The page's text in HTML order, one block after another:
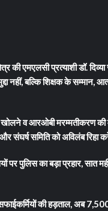
की एमएलसी प्रत्याशी डॉ.
नहीं, बल्कि शिक्षक के सम्मान,
खोलने व आरओबी मरम्मतीकरण
संघर्ष समिति को अविलंब रिहा
पर पुलिस का बड़ा प्रहार, सात
की हड़ताल, अब